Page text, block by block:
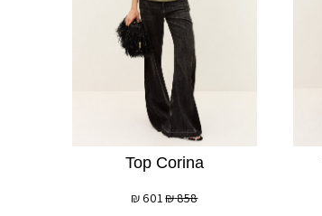
Top Corina
858
₪
601
₪